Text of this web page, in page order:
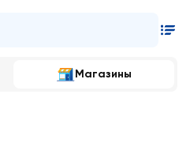
Магазины